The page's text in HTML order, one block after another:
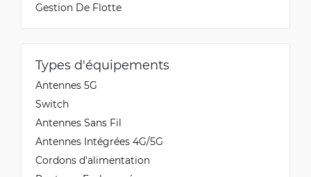
Gestion De Flotte
Types d'équipements
Antennes 5G
Switch
Antennes Sans Fil
Antennes Intégrées 4G/5G
Cordons d'alimentation